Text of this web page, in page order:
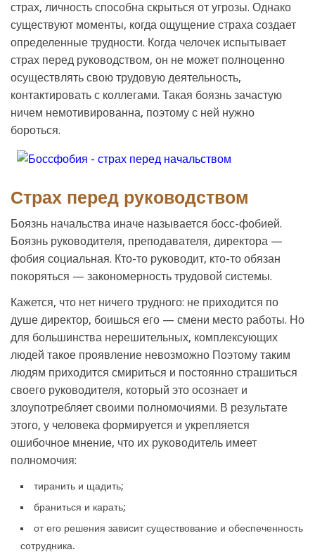
страх, личность способна скрыться от угрозы. Однако
существуют моменты, когда ощущение страха создает
определенные трудности. Когда челочек испытывает
страх перед руководством, он не может полноценно
осуществлять свою трудовую деятельность,
контактировать с коллегами. Такая боязнь зачастую
ничем немотивированна, поэтому с ней нужно
бороться.
Страх перед руководством
Боязнь начальства иначе называется босс-фобией.
Боязнь руководителя, преподавателя, директора —
фобия социальная. Кто-то руководит, кто-то обязан
покоряться — закономерность трудовой системы.
Кажется, что нет ничего трудного: не приходится по
душе директор, боишься его — смени место работы. Но
для большинства нерешительных, комплексующих
людей такое проявление невозможно Поэтому таким
людям приходится смириться и постоянно страшиться
своего руководителя, который это осознает и
злоупотребляет своими полномочиями. В результате
этого, у человека формируется и укрепляется
ошибочное мнение, что их руководитель имеет
полномочия:
тиранить и щадить;
браниться и карать;
от его решения зависит существование и обеспеченность
сотрудника.